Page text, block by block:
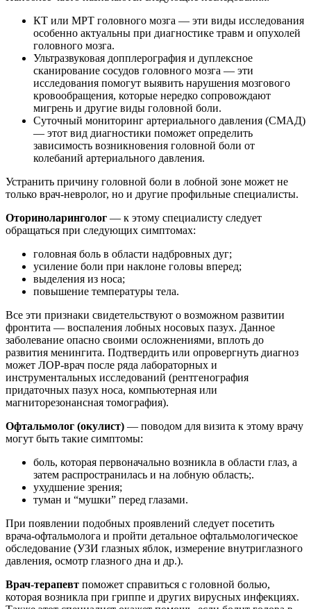
КТ или МРТ головного мозга — эти виды исследования
особенно актуальны при диагностике травм и опухолей
головного мозга.
Ультразвуковая допплерография и дуплексное
сканирование сосудов головного мозга — эти
исследования помогут выявить нарушения мозгового
кровообращения, которые нередко сопровождают
мигрень и другие виды головной боли.
Суточный мониторинг артериального давления (СМАД)
— этот вид диагностики поможет определить
зависимость возникновения головной боли от
колебаний артериального давления.
Устранить причину головной боли в лобной зоне может не
только врач-невролог, но и другие профильные специалисты.
Оториноларинголог — к этому специалисту следует
обращаться при следующих симптомах:
головная боль в области надбровных дуг;
усиление боли при наклоне головы вперед;
выделения из носа;
повышение температуры тела.
Все эти признаки свидетельствуют о возможном развитии
фронтита — воспаления лобных носовых пазух. Данное
заболевание опасно своими осложнениями, вплоть до
развития менингита. Подтвердить или опровергнуть диагноз
может ЛОР-врач после ряда лабораторных и
инструментальных исследований (рентгенография
придаточных пазух носа, компьютерная или
магниторезонансная томография).
Офтальмолог (окулист) — поводом для визита к этому врачу
могут быть такие симптомы:
боль, которая первоначально возникла в области глаз, а
затем распространилась и на лобную область;.
ухудшение зрения;
туман и “мушки” перед глазами.
При появлении подобных проявлений следует посетить
врача-офтальмолога и пройти детальное офтальмологическое
обследование (УЗИ глазных яблок, измерение внутриглазного
давления, осмотр глазного дна и др.).
Врач-терапевт поможет справиться с головной болью,
которая возникла при гриппе и других вирусных инфекциях.